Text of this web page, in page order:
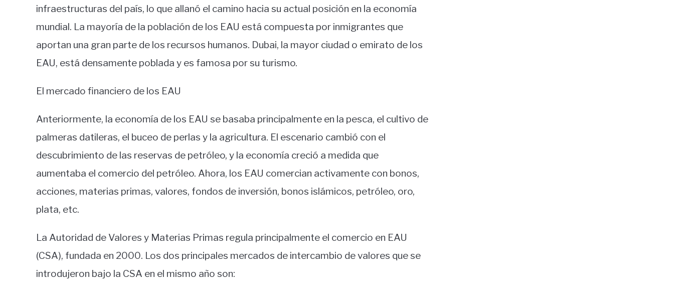
infraestructuras del país, lo que allanó el camino hacia su actual posición en la economía
mundial. La mayoría de la población de los EAU está compuesta por inmigrantes que
aportan una gran parte de los recursos humanos. Dubai, la mayor ciudad o emirato de los
EAU, está densamente poblada y es famosa por su turismo.
El mercado financiero de los EAU
Anteriormente, la economía de los EAU se basaba principalmente en la pesca, el cultivo de
palmeras datileras, el buceo de perlas y la agricultura. El escenario cambió con el
descubrimiento de las reservas de petróleo, y la economía creció a medida que
aumentaba el comercio del petróleo. Ahora, los EAU comercian activamente con bonos,
acciones, materias primas, valores, fondos de inversión, bonos islámicos, petróleo, oro,
plata, etc.
La Autoridad de Valores y Materias Primas regula principalmente el comercio en EAU
(CSA), fundada en 2000. Los dos principales mercados de intercambio de valores que se
introdujeron bajo la CSA en el mismo año son: